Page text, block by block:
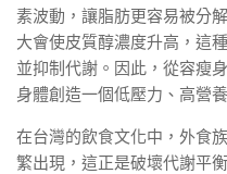
素波動，讓脂肪更容易被分
大會使皮質醇濃度升高，這
並抑制代謝。因此，從容瘦
身體創造一個低壓力、高營
在台灣的飲食文化中，外食
繁出現，這正是破壞代謝平